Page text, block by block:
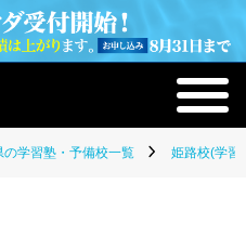
の学習塾・予備校一覧 姫路校(学習